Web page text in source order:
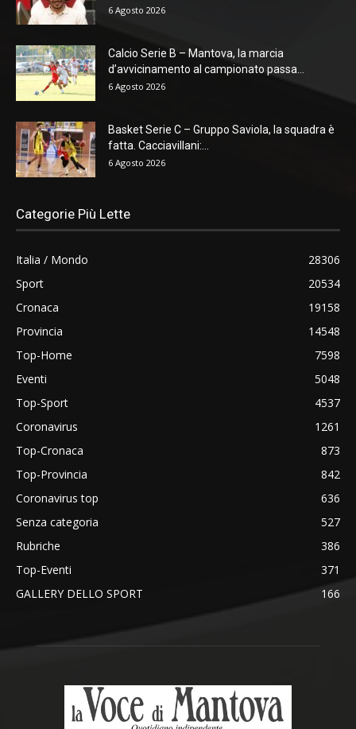
6 Agosto 2026
Calcio Serie B – Mantova, la marcia
d’avvicinamento al campionato passa...
6 Agosto 2026
Basket Serie C – Gruppo Saviola, la squadra è
fatta. Cacciavillani:...
6 Agosto 2026
Categorie Più Lette
Italia / Mondo
28306
Sport
20534
Cronaca
19158
Provincia
14548
Top-Home
7598
Eventi
5048
Top-Sport
4537
Coronavirus
1261
Top-Cronaca
873
Top-Provincia
842
Coronavirus top
636
Senza categoria
527
Rubriche
386
Top-Eventi
371
GALLERY DELLO SPORT
166